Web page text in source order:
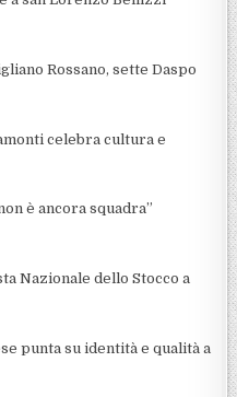
Rossano, sette Daspo
celebra cultura e
è ancora squadra”
Nazionale dello Stocco a
punta su identità e qualità a